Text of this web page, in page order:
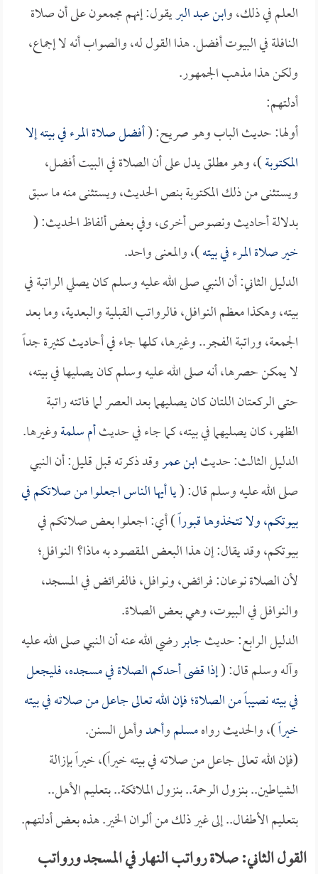
العلم في ذلك، وابن عبد البريقول: إنهم مجمعون على أن صلاة
النافلة في البيوت أفضل. هذا القول له، والصواب أنه لا إجماع،
ولكن هذا مذهب الجمهور.
أدلتهم:
أولها: حديث الباب وهو صريح: (أفضل صلاة المرء في بيته إلا
المكتوبة)، وهو مطلق يدل على أن الصلاة في البيت أفضل،
ويستثنى من ذلك المكتوبة بنص الحديث، ويستثنى منه ما سبق
بدلالة أحاديث ونصوص أخرى، وفي بعض ألفاظ الحديث: (
خير صلاة المرء في بيته)، والمعنى واحد.
الدليل الثاني: أن النبي صلى الله عليه وسلم كان يصلي الراتبة في
بيته، وهكذا معظم النوافل، فالرواتب القبلية والبعدية، وما بعد
الجمعة، وراتبة الفجر.. وغيرها، كلها جاء في أحاديث كثيرة جداً
لا يمكن حصرها، أنه صلى الله عليه وسلم كان يصليها في بيته،
حتى الركعتان اللتان كان يصليهما بعد العصر لما فاتته راتبة
الظهر، كان يصليهما في بيته، كما جاء في حديثأم سلمةوغيرها.
الدليل الثالث: حديثابن عمروقد ذكرته قبل قليل: أن النبي
صلى الله عليه وسلم قال: (يا أيها الناس اجعلوا من صلاتكم في
بيوتكم، ولا تتخذوها قبوراً) أي: اجعلوا بعض صلاتكم في
بيوتكم، وقد يقال: إن هذا البعض المقصود به ماذا؟ النوافل؛
لأن الصلاة نوعان: فرائض، ونوافل، فالفرائض في المسجد،
والنوافل في البيوت، وهي بعض الصلاة.
الدليل الرابع: حديثجابررضي الله عنه أن النبي صلى الله عليه
وآله وسلم قال: (إذا قضى أحدكم الصلاة في مسجده، فليجعل
في بيته نصيباً من الصلاة؛ فإن الله تعالى جاعل من صلاته في بيته
خيراً)، والحديث رواهمسلموأحمدوأهل السنن.
(فإن الله تعالى جاعل من صلاته في بيته خيراً)، خيراً بإزالة
الشياطين.. بنزول الرحمة.. بنزول الملائكة.. بتعليم الأهل..
بتعليم الأطفال.. إلى غير ذلك من ألوان الخير. هذه بعض أدلتهم.
القول الثاني: صلاة رواتب النهار في المسجد ورواتب